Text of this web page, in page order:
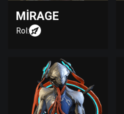
MIRAGE
Rol: